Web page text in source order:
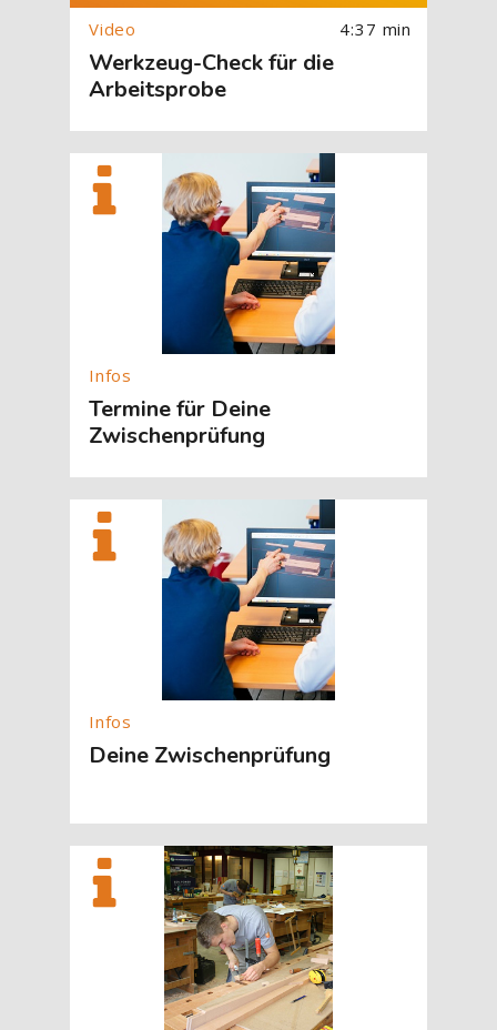
4:37 min
Werkzeug-Check für die
Arbeitsprobe
[Cocoon] About (Text with Image) überspringen
Termine für Deine
Zwischenprüfung
[Cocoon] About (Text with Image) überspringen
Deine Zwischenprüfung
[Cocoon] About (Text with Image) überspringen